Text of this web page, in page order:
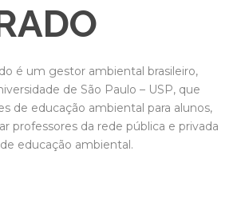
é um gestor ambiental brasileiro,
de São Paulo – USP, que
de educação ambiental para alunos,
professores da rede pública e privada
educação ambiental.